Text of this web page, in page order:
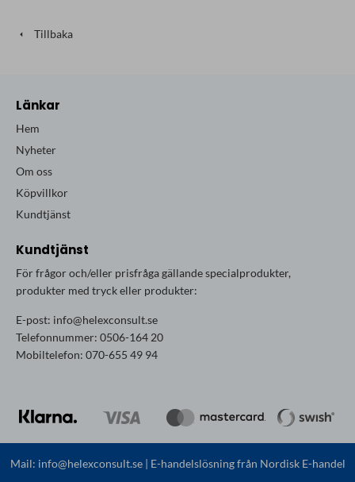
Tillbaka
Länkar
Hem
Nyheter
Om oss
Köpvillkor
Kundtjänst
Kundtjänst
För frågor och/eller prisfråga gällande specialprodukter,
produkter med tryck eller produkter:
E-post: info@helexconsult.se
Telefonnummer: 0506-164 20
Mobiltelefon: 070-655 49 94
Mail: info@helexconsult.se| E-handelslösning från Nordisk E-handel